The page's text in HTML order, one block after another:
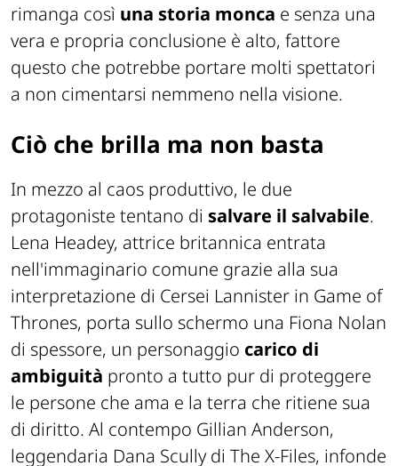
rimanga così una storia monca e senza una
vera e propria conclusione è alto, fattore
questo che potrebbe portare molti spettatori
a non cimentarsi nemmeno nella visione.
Ciò che brilla ma non basta
In mezzo al caos produttivo, le due
protagoniste tentano di salvare il salvabile.
Lena Headey, attrice britannica entrata
nell'immaginario comune grazie alla sua
interpretazione di Cersei Lannister in Game of
Thrones, porta sullo schermo una Fiona Nolan
di spessore, un personaggio carico di
ambiguità pronto a tutto pur di proteggere
le persone che ama e la terra che ritiene sua
di diritto. Al contempo Gillian Anderson,
leggendaria Dana Scully di The X-Files, infonde